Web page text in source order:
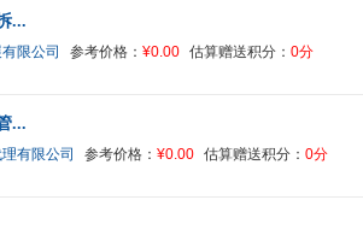
...
限公司 参考价格： ¥0.00 估算赠送积分： 0分
...
有限公司 参考价格： ¥0.00 估算赠送积分： 0分